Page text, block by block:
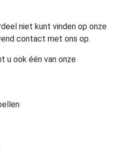
niet kunt vinden op onze
contact met ons op.
u ook één van onze